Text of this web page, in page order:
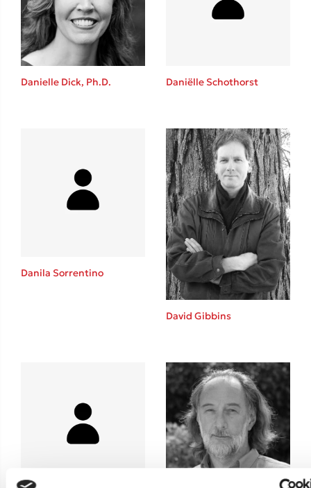
Παύλος Καστανάς
El Sombrero
Στέφανος Ξενάκης
Sebastian Fitzek
Freida McFadden
Rebecca Yarros
Teo Benedetti
Cori Doerrfeld
3 βιβλία βασισμένα σε αληθινά γεγονότα!
Τεστ: Ποιο αστυνομικό βιβλίο σου ταιριάζει για το καλοκαίρι;
Ο εθισμός των παιδιών στις οθόνες δεν είναι «το πρόβλημα»
Μια λέξη που συχνά νιώθεις αλλά την αγνοείς
Τι είναι η νευροποικιλότητα; Η Δρ. Δανάη Δεληγεώργη απαντά!
Συγχαρητήρια, Πέθανες! Μια ξενάγηση στον Άδη της ελληνικής
Danielle Dick, Ph.D. Daniëlle Schothorst
Danila Sorrentino
David Gibbins